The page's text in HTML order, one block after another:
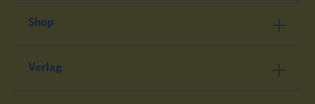
Shop
Verlag